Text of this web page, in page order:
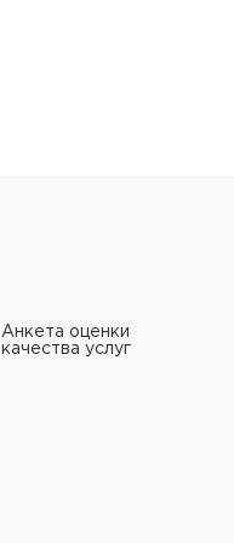
Анкета оценки
качества услуг